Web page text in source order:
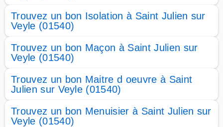
Trouvez un bon Isolation à Saint Julien sur
Veyle (01540)
Trouvez un bon Maçon à Saint Julien sur
Veyle (01540)
Trouvez un bon Maitre d oeuvre à Saint
Julien sur Veyle (01540)
Trouvez un bon Menuisier à Saint Julien sur
Veyle (01540)